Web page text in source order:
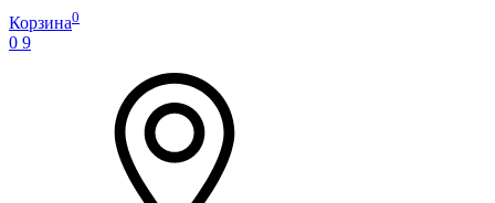
Корзина0
0 9